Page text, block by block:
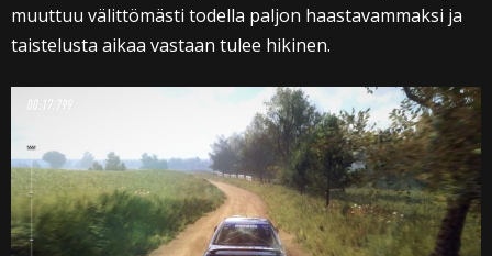
muuttuu välittömästi todella paljon haastavammaksi ja
taistelusta aikaa vastaan tulee hikinen.